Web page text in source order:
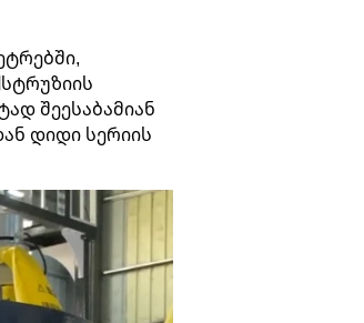
შეესაბამიან
დიდი სერიის